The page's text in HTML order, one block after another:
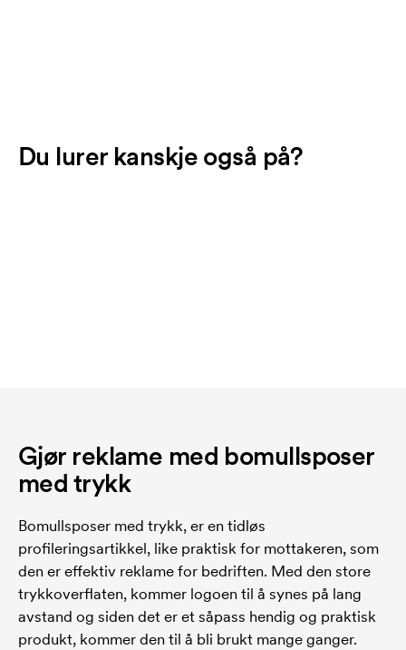
Du lurer kanskje også på?
Gjør reklame med bomullsposer
med trykk
Bomullsposer med trykk, er en tidløs
profileringsartikkel, like praktisk for mottakeren, som
den er effektiv reklame for bedriften. Med den store
trykkoverflaten, kommer logoen til å synes på lang
avstand og siden det er et såpass hendig og praktisk
produkt, kommer den til å bli brukt mange ganger.